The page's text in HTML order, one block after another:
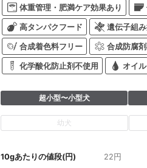
体重管理・肥満ケア効果あり
高タンパクフード 遺伝子組
合成着色料フリー 合成防腐
化学酸化防止剤不使用 オイ
超小型〜小型犬
幼犬
10gあたりの値段(円)
22円